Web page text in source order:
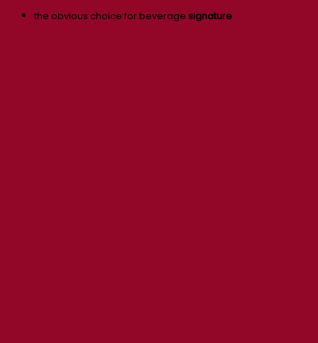
the obvious choice for beverage signature